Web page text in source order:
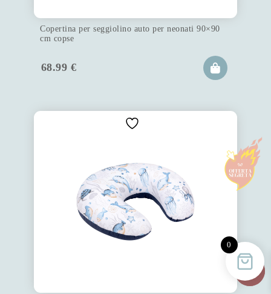
Copertina per seggiolino auto per neonati 90×90
cm copse
68.99 €
0